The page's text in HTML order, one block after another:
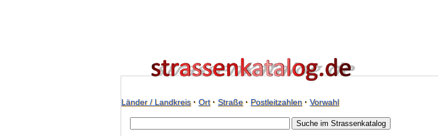
Länder / Landkreis· Ort· Straße· Postleitzahlen· Vorwahl